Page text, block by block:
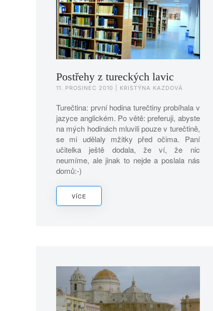
Postřehy z tureckých lavic
11. PROSINEC 2010 | KRISTÝNA KAZDOVÁ
Turečtina: první hodina turečtiny probíhala v
jazyce anglickém. Po větě: preferuji, abyste
na mých hodinách mluvili pouze v turečtině,
se mi udělaly mžitky před očima. Paní
učitelka ještě dodala, že ví, že nic
neumíme, ale jinak to nejde a poslala nás
domů:-)
VÍCE